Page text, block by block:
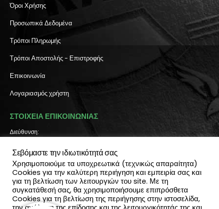
Όροι Χρήσης
Προσωπικά Δεδομένα
Τρόποι Πληρωμής
Τρόποι Αποστολής - Επιστροφής
Επικοινωνία
Λογαριασμός χρήστη
ΣΤΟΙΧΕΙΑ ΕΠΙΚΟΙΝΩΝΙΑΣ
Διεύθυνση:
ΤΗΛΕΦΩΝΟ:
2810 300 657, 2810 390 668
(Viber & Watsapp): 6940812064
EMAIL:
info@katadromeasclub.gr
Σεβόμαστε την ιδιωτικότητά σας
Χρησιμοποιούμε τα υποχρεωτικά (τεχνικώς απαραίτητα)
Cookies για την καλύτερη περιήγηση και εμπειρία σας και
για τη βελτίωση των λειτουργιών του site. Με τη
συγκατάθεσή σας, θα χρησιμοποιήσουμε επιπρόσθετα
Cookies για τη βελτίωση της περιήγησης στην ιστοσελίδα,